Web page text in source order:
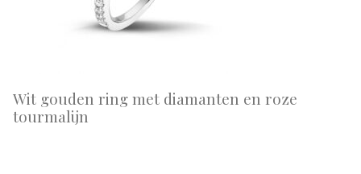
Wit gouden ring met diamanten en roze
tourmalijn